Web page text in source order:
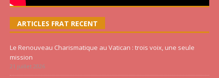
ARTICLES FRAT RECENT
Le Renouveau Charismatique au Vatican : trois voix, une seule
mission
21 juillet 2026